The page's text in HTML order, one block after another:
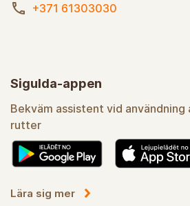
+371 61303030
Sigulda-appen
Bekväm assistent vid användning
rutter
Lära sig mer